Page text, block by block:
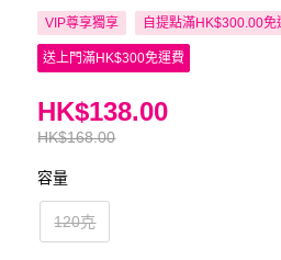
VIP尊享獨享 自提點滿HK$300.00免
送上門滿HK$300免運費
HK$168.00
HK$138.00
容量
120克